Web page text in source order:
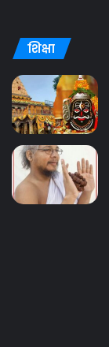
शिक्षा